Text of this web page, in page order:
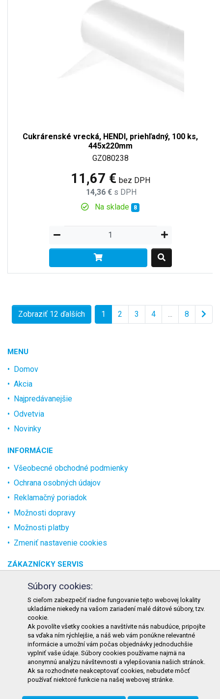
Cukrárenské vrecká, HENDI, priehľadný, 100 ks,
445x220mm
GZ080238
11,67 € bez DPH
14,36 € s DPH
Na sklade 8
Zobraziť 12 ďalších 1 2 3 4 8
MENU
Domov
Akcia
Najpredávanejšie
Odvetvia
Novinky
INFORMÁCIE
Všeobecné obchodné podmienky
Ochrana osobných údajov
Reklamačný poriadok
Možnosti dopravy
Možnosti platby
Zmeniť nastavenie cookies
ZÁKAZNÍCKY SERVIS
O spoločnosti
Kontakt
Odstúpenie od zmluvy online
KONTAKT
TURON GASTRO s.r.o.
Starohorského 4328/3
031 01 Liptovský Mikuláš
Slovenská republika
Súbory cookies:
S cieľom zabezpečiť riadne fungovanie tejto webovej lokality
ukladáme niekedy na vašom zariadení malé dátové súbory, tzv.
cookie.
Ak povolíte všetky cookies a navštívite nás nabudúce, pripojíte
sa vďaka ním rýchlejšie, a náš web vám ponúkne relevantné
informácie a umožní vám počas objednávky jednoduchšie
vyplniť vaše údaje. Súbory cookies používame najmä na
anonymnú analýzu návštevnosti a vylepšovania našich stránok.
Ak sa rozhodnete neakceptovať cookies, nebudete môcť
používať niektoré funkcie na našej webovej stránke.